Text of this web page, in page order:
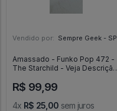
Vendido por: Sempre Geek - SP
Amassado - Funko Pop 472 -
The Starchild - Veja Descrição
R$ 99,99
4x R$ 25,00 sem juros